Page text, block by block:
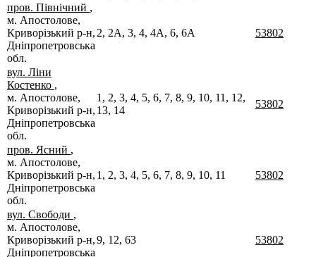
пров. Північний ,
м. Апостолове,
Криворізький р-н,
Дніпропетровська
обл.
2, 2А, 3, 4, 4А, 6, 6А 53802
вул. Ліни
Костенко ,
м. Апостолове,
Криворізький р-н,
Дніпропетровська
обл.
1, 2, 3, 4, 5, 6, 7, 8, 9, 10, 11, 12,
13, 14
53802
пров. Ясний ,
м. Апостолове,
Криворізький р-н,
Дніпропетровська
обл.
1, 2, 3, 4, 5, 6, 7, 8, 9, 10, 11 53802
вул. Свободи ,
м. Апостолове,
Криворізький р-н,
Дніпропетровська
9, 12, 63 53802